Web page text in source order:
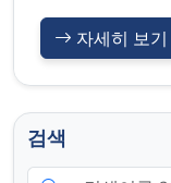
자세히 보기
검색